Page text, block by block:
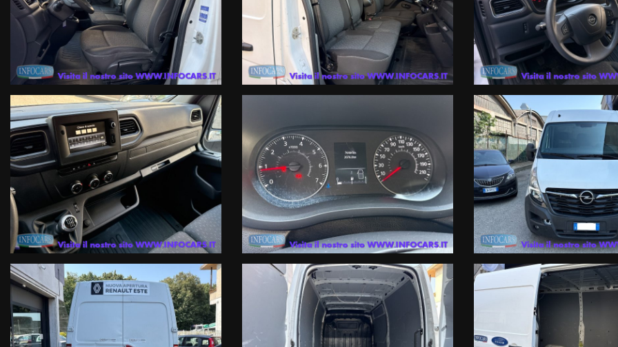
Le condizioni economiche degli esempi finanziari provengono da Link esterni , in particolare in termini di tassi applicati (TAN e TAEG) e
valutazione del suo profilo finanziario effettuata dalla Finanziaria in fase di istruttoria, o in caso di richiesta di un prodotto/importo/durata